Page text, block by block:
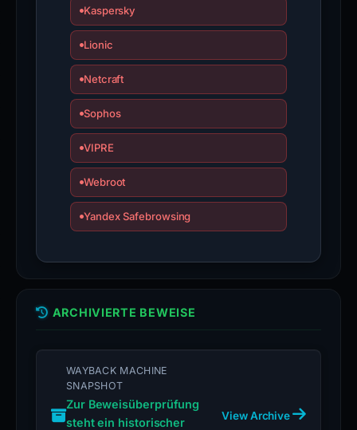
Kaspersky
Lionic
Netcraft
Sophos
VIPRE
Webroot
Yandex Safebrowsing
ARCHIVIERTE BEWEISE
WAYBACK MACHINE
SNAPSHOT
Zur Beweisüberprüfung
steht ein historischer
View Archive